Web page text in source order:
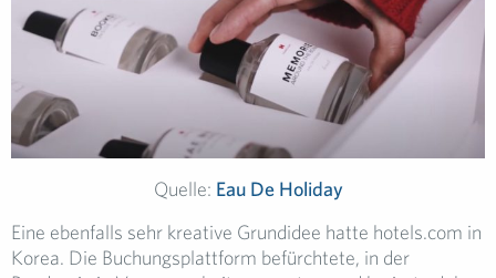
Quelle: Eau De Holiday
Eine ebenfalls sehr kreative Grundidee hatte hotels.com in
Korea. Die Buchungsplattform befürchtete, in der